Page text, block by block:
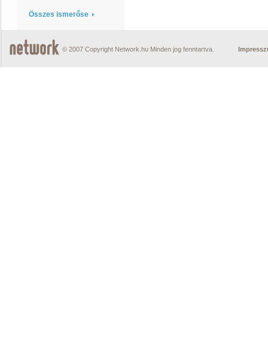
Összes ismerőse
© 2007 Copyright Network.hu Minden jog fenntartva.